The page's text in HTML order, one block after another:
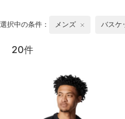
選択中の条件： メンズ バスケ
20件